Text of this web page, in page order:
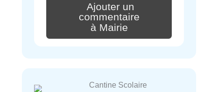
Ajouter un
commentaire
à Mairie
Cantine Scolaire